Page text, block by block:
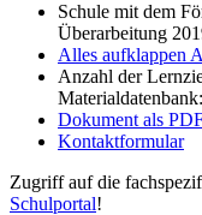
Schule mit dem
Überarbeitung
Alles aufklappen
Anzahl der
Dokument als
Kontaktformular
Zugriff auf die
Schulportal!